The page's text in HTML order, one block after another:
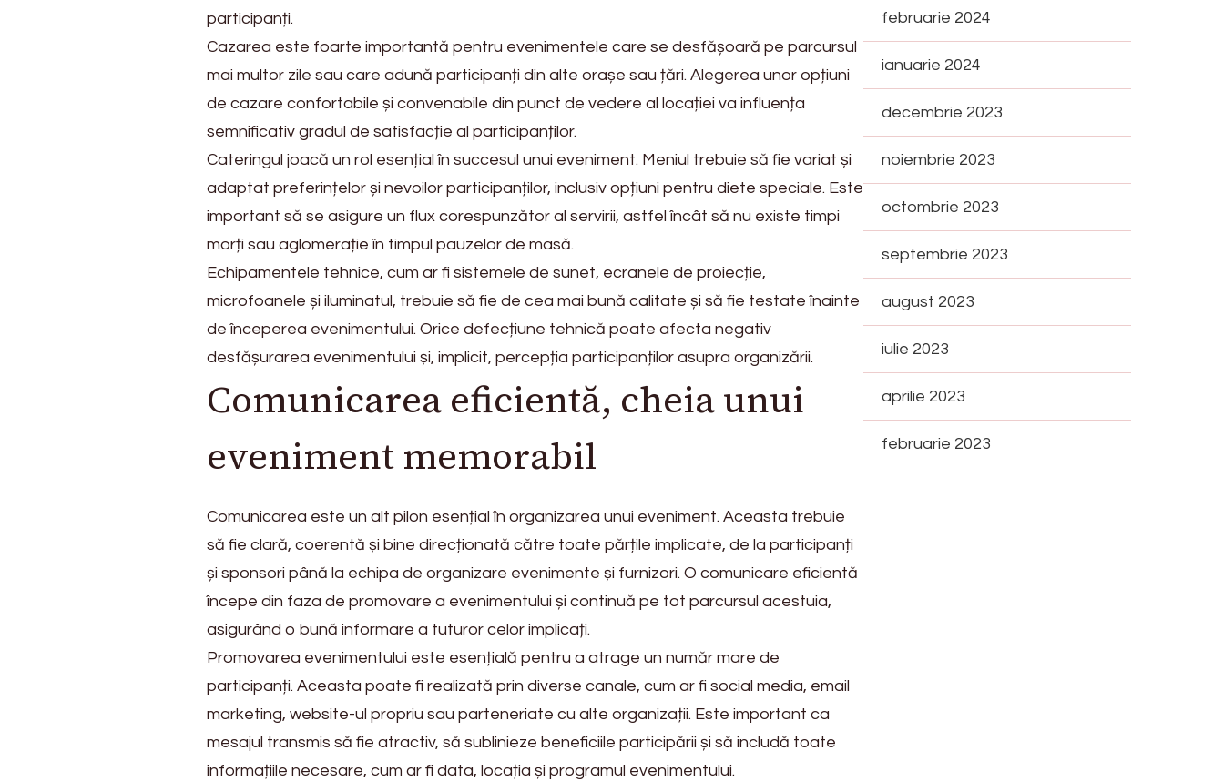
participanți.
Cazarea este foarte importantă pentru evenimentele care se desfășoară pe parcursul
mai multor zile sau care adună participanți din alte orașe sau țări. Alegerea unor opțiuni
de cazare confortabile și convenabile din punct de vedere al locației va influența
semnificativ gradul de satisfacție al participanților.
Cateringul joacă un rol esențial în succesul unui eveniment. Meniul trebuie să fie variat și
adaptat preferințelor și nevoilor participanților, inclusiv opțiuni pentru diete speciale. Este
important să se asigure un flux corespunzător al servirii, astfel încât să nu existe timpi
morți sau aglomerație în timpul pauzelor de masă.
Echipamentele tehnice, cum ar fi sistemele de sunet, ecranele de proiecție,
microfoanele și iluminatul, trebuie să fie de cea mai bună calitate și să fie testate înainte
de începerea evenimentului. Orice defecțiune tehnică poate afecta negativ
desfășurarea evenimentului și, implicit, percepția participanților asupra organizării.
Comunicarea eficientă, cheia unui
eveniment memorabil
Comunicarea este un alt pilon esențial în organizarea unui eveniment. Aceasta trebuie
să fie clară, coerentă și bine direcționată către toate părțile implicate, de la participanți
și sponsori până la echipa de organizare evenimente și furnizori. O comunicare eficientă
începe din faza de promovare a evenimentului și continuă pe tot parcursul acestuia,
asigurând o bună informare a tuturor celor implicați.
Promovarea evenimentului este esențială pentru a atrage un număr mare de
participanți. Aceasta poate fi realizată prin diverse canale, cum ar fi social media, email
marketing, website-ul propriu sau parteneriate cu alte organizații. Este important ca
mesajul transmis să fie atractiv, să sublinieze beneficiile participării și să includă toate
informațiile necesare, cum ar fi data, locația și programul evenimentului.
februarie 2024
ianuarie 2024
decembrie 2023
noiembrie 2023
octombrie 2023
septembrie 2023
august 2023
iulie 2023
aprilie 2023
februarie 2023